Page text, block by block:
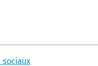
sociaux